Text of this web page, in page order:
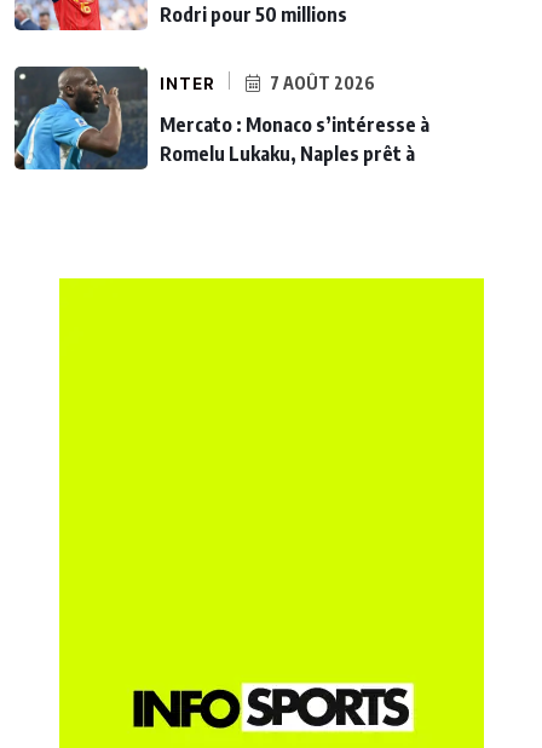
Rodri pour 50 millions
INTER 7 AOÛT 2026
Mercato : Monaco s’intéresse à
Romelu Lukaku, Naples prêt à